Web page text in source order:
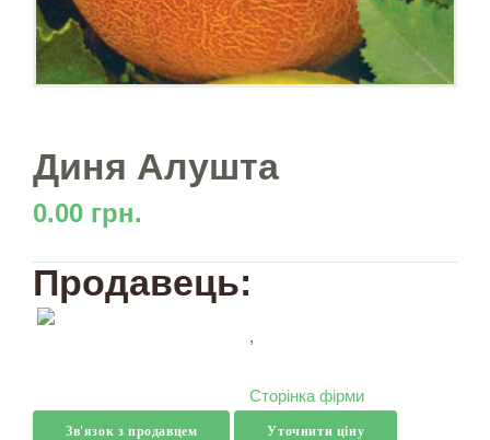
Диня Алушта
0.00 грн.
Продавець:
,
Сторінка фірми
Зв'язок з продавцем Уточнити ціну